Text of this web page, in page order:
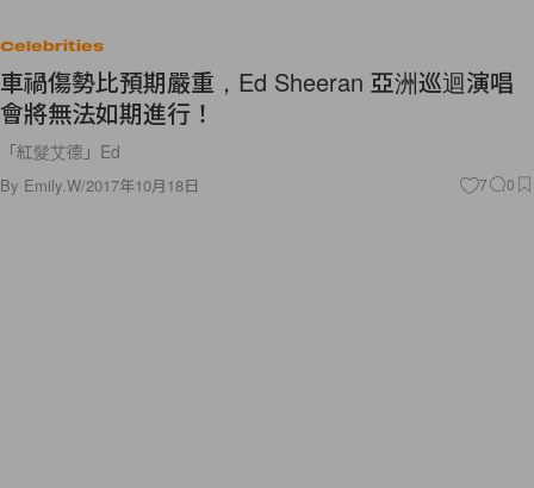
Celebrities
車禍傷勢比預期嚴重，Ed Sheeran 亞洲巡迴演唱
會將無法如期進行！
「紅髮艾德」Ed
By Emily.W/2017年10月18日 7 0